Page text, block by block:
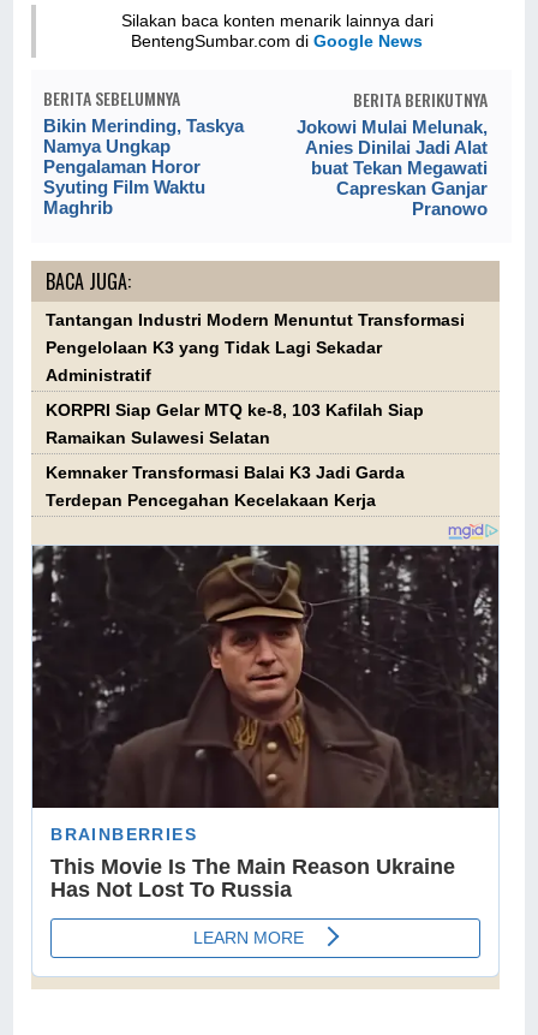
Silakan baca konten menarik lainnya dari
BentengSumbar.com diGoogle News
BERITA SEBELUMNYA
Bikin Merinding, Taskya
Namya Ungkap
Pengalaman Horor
Syuting Film Waktu
Maghrib
BERITA BERIKUTNYA
Jokowi Mulai Melunak,
Anies Dinilai Jadi Alat
buat Tekan Megawati
Capreskan Ganjar
Pranowo
BACA JUGA:
Tantangan Industri Modern Menuntut Transformasi
Pengelolaan K3 yang Tidak Lagi Sekadar
Administratif
KORPRI Siap Gelar MTQ ke-8, 103 Kafilah Siap
Ramaikan Sulawesi Selatan
Kemnaker Transformasi Balai K3 Jadi Garda
Terdepan Pencegahan Kecelakaan Kerja